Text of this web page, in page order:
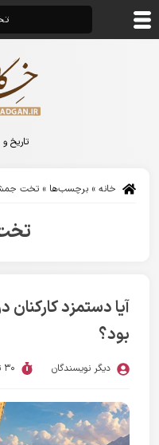
تاریخ
خانه » برچسب‌ها » تخت
آیا دستمزد
بود؟
دیگر نویسندگان 30 تیر 1405